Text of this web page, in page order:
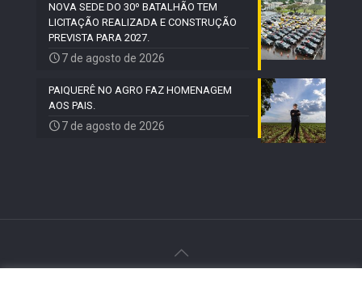
NOVA SEDE DO 30º BATALHÃO TEM
LICITAÇÃO REALIZADA E CONSTRUÇÃO
PREVISTA PARA 2027.
7 de agosto de 2026
PAIQUERÊ NO AGRO FAZ HOMENAGEM
AOS PAIS.
7 de agosto de 2026